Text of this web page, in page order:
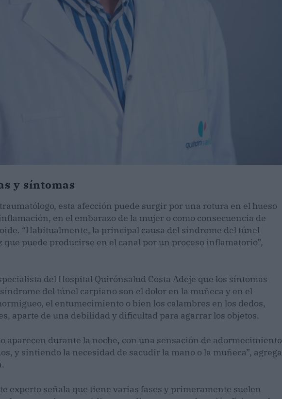
y síntomas
esta afección puede surgir por una rotura en el hueso
en el embarazo de la mujer o como consecuencia de
“Habitualmente, la principal causa del síndrome del túnel
que puede producirse en el canal por un proceso inflamatorio”,
del Hospital Quirónsalud Costa Adeje que los síntomas
del túnel carpiano son el dolor en la muñeca y en el
el entumecimiento o bien los calambres en los dedos,
aparte de una debilidad y dificultad para agarrar los objetos.
aparecen durante la noche, con una sensación de adormecimiento
y sintiendo la necesidad de sacudir la mano o la muñeca”, agrega
experto señala que tiene varias fases y primeramente suelen